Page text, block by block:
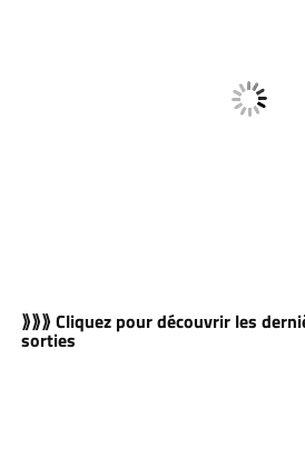
⟫⟫⟫ Cliquez pour découvrir les
sorties